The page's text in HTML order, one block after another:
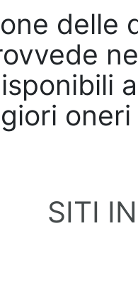
delle
SITI